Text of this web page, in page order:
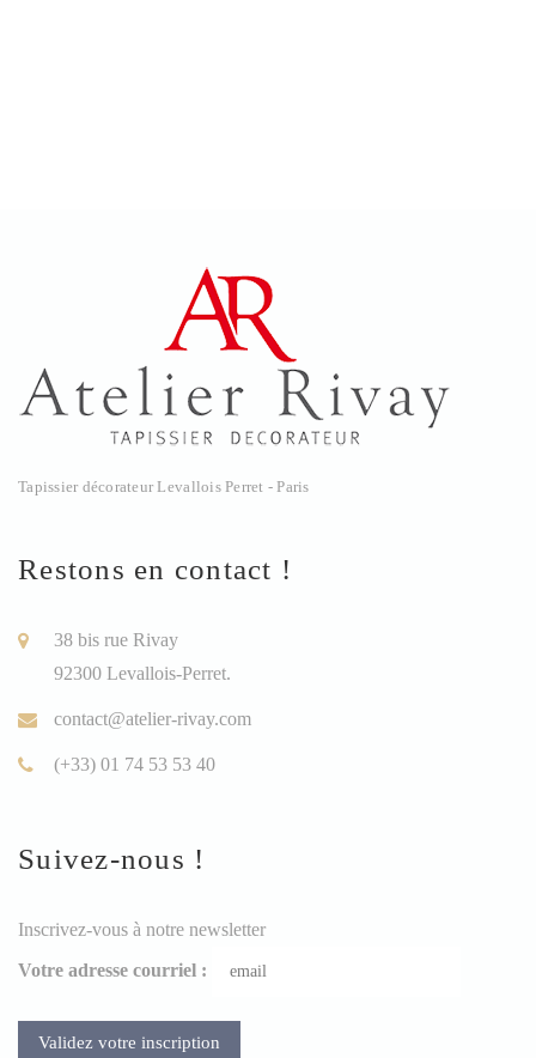
Tapissier décorateur Levallois Perret - Paris
Restons en contact !
38 bis rue Rivay
92300 Levallois-Perret.
contact@atelier-rivay.com
(+33) 01 74 53 53 40
Suivez-nous !
Inscrivez-vous à notre newsletter
Votre adresse courriel :